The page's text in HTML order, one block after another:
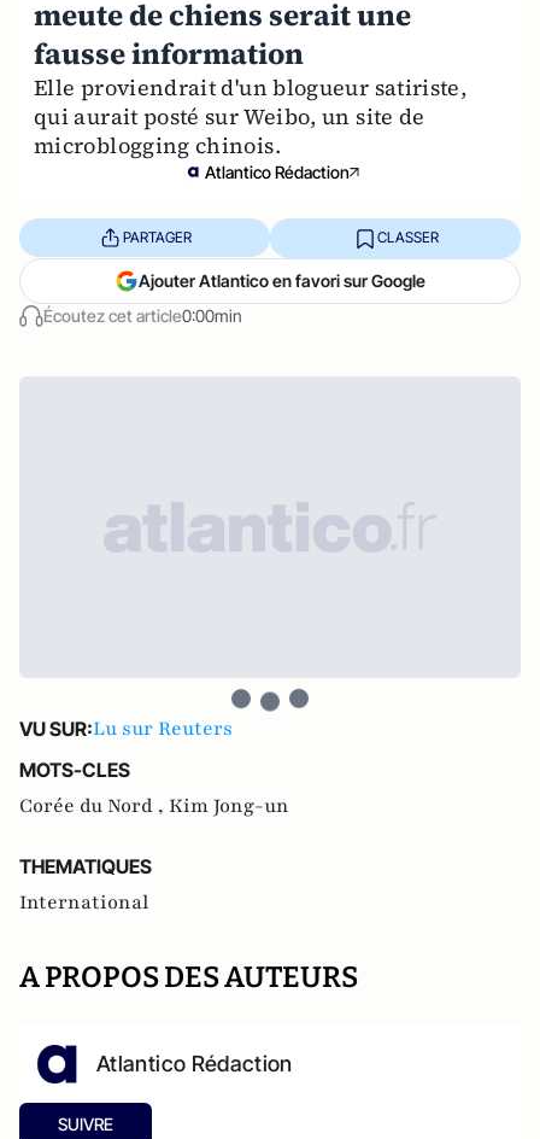
meute de chiens serait une
fausse information
Elle proviendrait d'un blogueur satiriste,
qui aurait posté sur Weibo, un site de
microblogging chinois.
Atlantico Rédaction
Écoutez cet article0:00min
PARTAGER CLASSER
Ajouter Atlantico en favori sur Google
VU SUR:Lu sur Reuters
MOTS-CLES
Corée du Nord , Kim Jong-un
THEMATIQUES
International
A PROPOS DES AUTEURS
Atlantico Rédaction
SUIVRE